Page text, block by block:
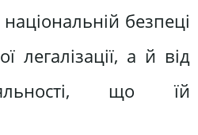
безпеці
легалізації, а й від
що їй